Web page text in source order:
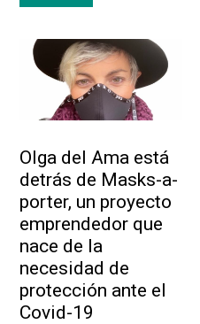
Olga del Ama está
detrás de Masks-a-
porter, un proyecto
emprendedor que
nace de la
necesidad de
protección ante el
Covid-19